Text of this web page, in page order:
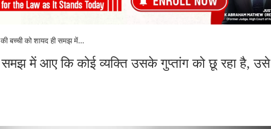
बच्ची को शायद ही समझ में...
समझ में आए कि कोई व्यक्ति उसके गुप्तांग को छू रहा है, उसे